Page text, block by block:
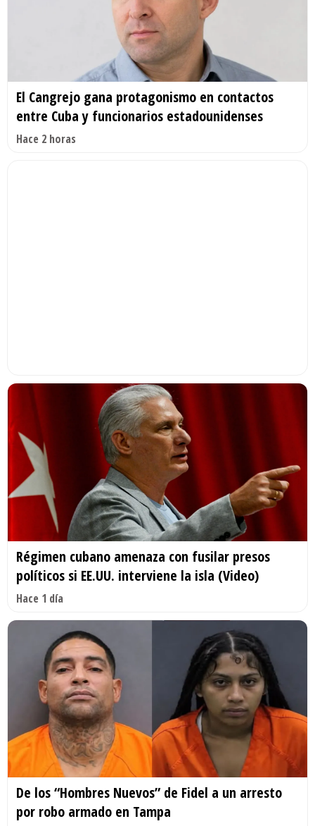
El Cangrejo gana protagonismo en contactos
entre Cuba y funcionarios estadounidenses
Hace 2 horas
Régimen cubano amenaza con fusilar presos
políticos si EE.UU. interviene la isla (Video)
Hace 1 día
De los “Hombres Nuevos” de Fidel a un arresto
por robo armado en Tampa